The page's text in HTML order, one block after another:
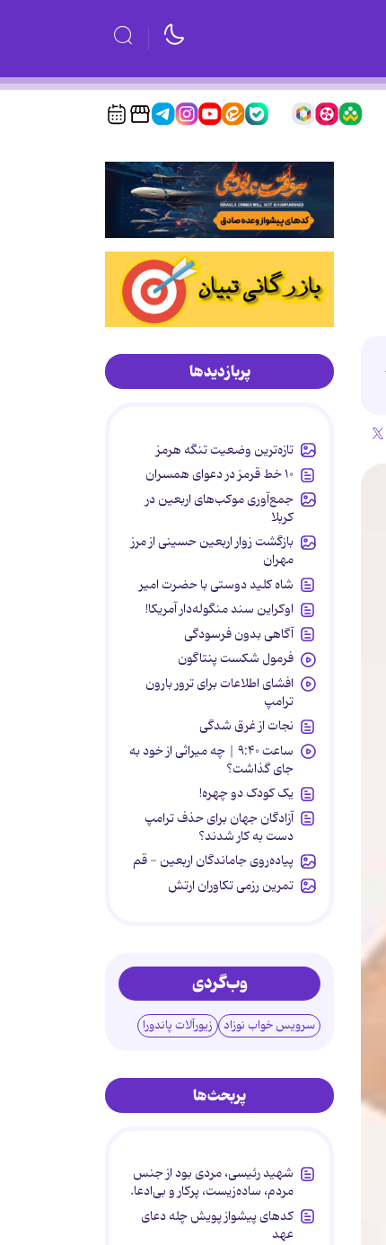
پربازدیدها
تازه‌ترین وضعیت تنگه هرمز
۱۰ خط قرمز در دعوای همسران
جمع‌آوری موکب‌های اربعین در
کربلا
بازگشت زوار اربعین حسینی از مرز
مهران
شاه کلید دوستی با حضرت امیر
اوکراین سند منگوله‌دار آمریکا!
آگاهی بدون فرسودگی
فرمول شکست پنتاگون
افشای اطلاعات برای ترور بارون
ترامپ
نجات از غرق شدگی
ساعت ۹:۴۰ | چه میراثی از خود به
جای گذاشت؟
یک کودک دو چهره!
آزادگان جهان برای حذف ترامپ
دست به کار شدند؟
پیاده‌روی جاماندگان اربعین - قم
تمرین رزمی تکاوران ارتش
وب‌گردی
سرویس خواب نوزاد زیورآلات پاندورا
پربحث‌ها
شهید رئیسی، مردی بود از جنس
مردم، ساده‌زیست، پرکار و بی‌ادعا.
کدهای پیشواز پویش چله دعای
عهد